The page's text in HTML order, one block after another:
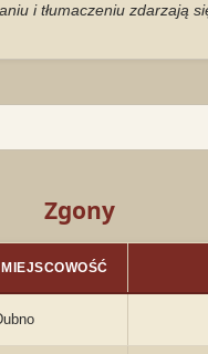
i tłumaczeniu zdarzają
Zgony
MIEJSCOWOŚĆ